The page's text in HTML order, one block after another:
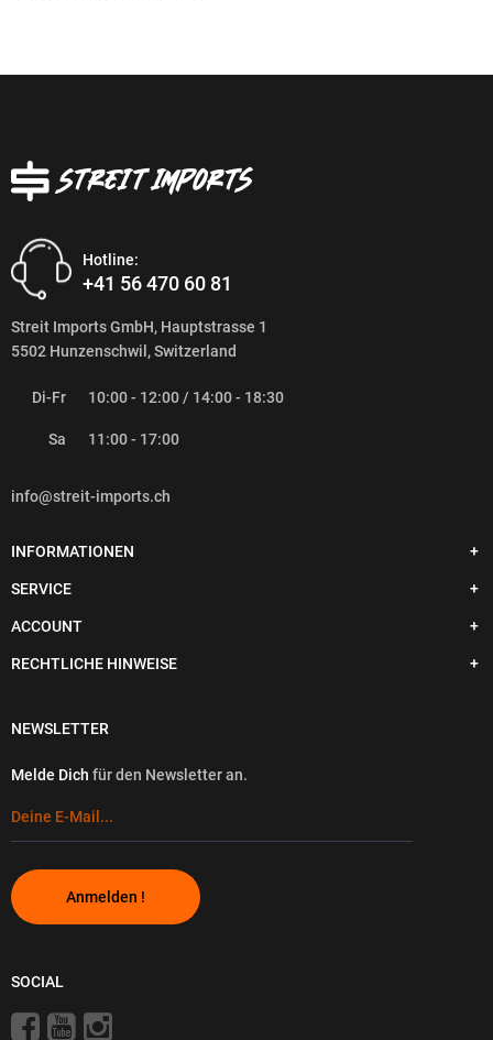
Hotline:
+41 56 470 60 81
Streit Imports GmbH, Hauptstrasse 1
5502 Hunzenschwil, Switzerland
Di-Fr 10:00 - 12:00 / 14:00 - 18:30
Sa 11:00 - 17:00
info@streit-imports.ch
INFORMATIONEN
SERVICE
ACCOUNT
RECHTLICHE HINWEISE
NEWSLETTER
Melde Dich für den Newsletter an.
Anmelden !
SOCIAL